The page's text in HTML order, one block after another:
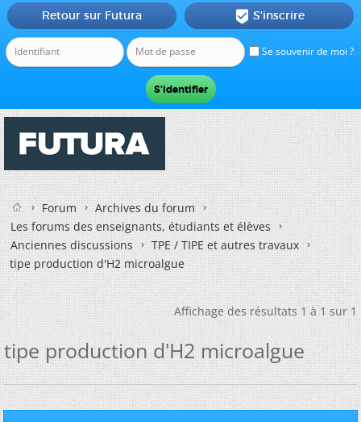
Se souvenir de moi ?
Retour sur Futura  S'inscrire
Forum
Archives du forum
Les forums des enseignants, étudiants et élèves
Anciennes discussions
TPE / TIPE et autres travaux
tipe production d'H2 microalgue
Affichage des résultats 1 à 1 sur 1
tipe production d'H2 microalgue